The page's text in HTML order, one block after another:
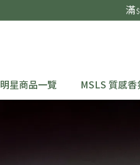
明星商品一覽 MSLS 質感香